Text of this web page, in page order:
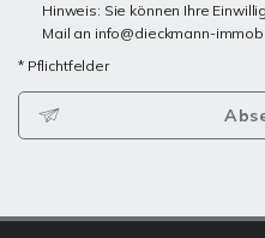
Hinweis: Sie können Ihre
Mail an info@dieckmann-
* Pflichtfelder